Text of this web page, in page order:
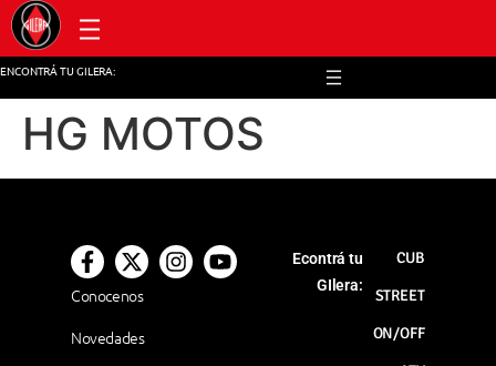
ENCONTRÁ TU GILERA:
HG MOTOS
Conocenos
Novedades
Econtrá tu
GIlera:
CUB
STREET
ON/OFF